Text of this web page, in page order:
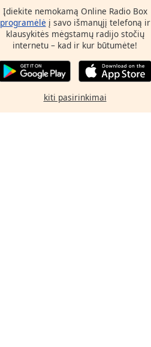
Įdiekite nemokamą Online Radio Box
programėlė į savo išmanųjį telefoną ir
klausykitės mėgstamų radijo stočių
internetu – kad ir kur būtumėte!
kiti pasirinkimai